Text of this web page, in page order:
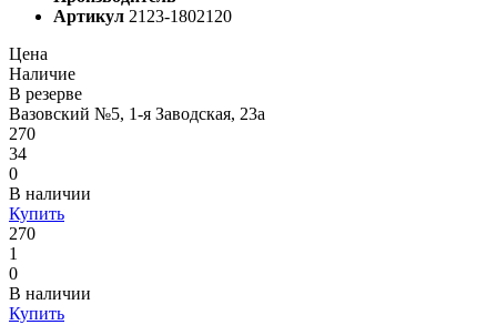
Артикул 2123-1802120
Цена
Наличие
В резерве
Вазовский №5, 1-я Заводская, 23а
270
34
0
В наличии
Купить
270
1
0
В наличии
Купить